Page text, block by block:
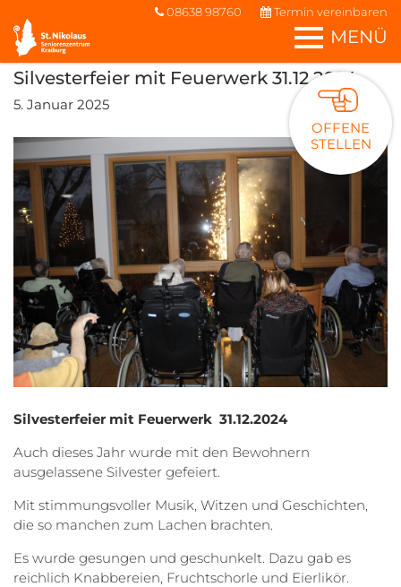
MENÜ
08638 98760 Termin vereinbaren
OFFENE
STELLEN
Silvesterfeier mit Feuerwerk 31.12.2024
5. Januar 2025
Silvesterfeier mit Feuerwerk 31.12.2024
Auch dieses Jahr wurde mit den Bewohnern
ausgelassene Silvester gefeiert.
Mit stimmungsvoller Musik, Witzen und Geschichten,
die so manchen zum Lachen brachten.
Es wurde gesungen und geschunkelt. Dazu gab es
reichlich Knabbereien, Fruchtschorle und Eierlikör.